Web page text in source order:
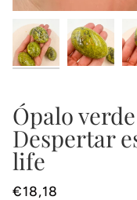
Ópalo
Despertar
life
€18,18